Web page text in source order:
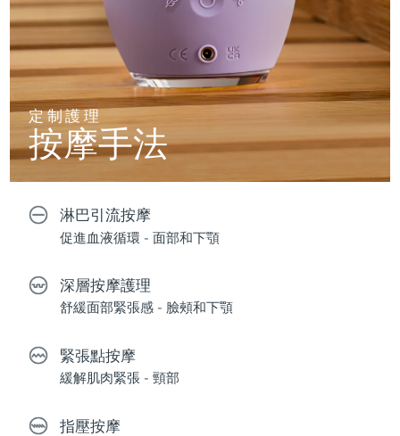
定制護理
按摩手法
淋巴引流按摩
促進血液循環 - 面部和下顎
深層按摩護理
舒緩面部緊張感 - 臉頰和下顎
緊張點按摩
緩解肌肉緊張 - 頸部
指壓按摩